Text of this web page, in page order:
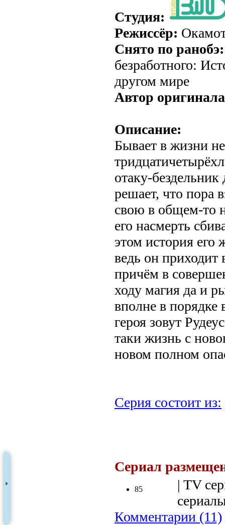
Студия:
Режиссёр:
Снято по ранобэ:
безработного:
другом мире
Автор
Описание:
Бывает в жизни
отаку-
решает, что пора
свою в общем-то
его насмерть
этом история его
ведь он приходит
причём в
ходу магия да и
вполне в
героя зовут
таки жизнь с
новом полном
Серия состоит из:
Сериал
85
| TV
Комментарии (11)